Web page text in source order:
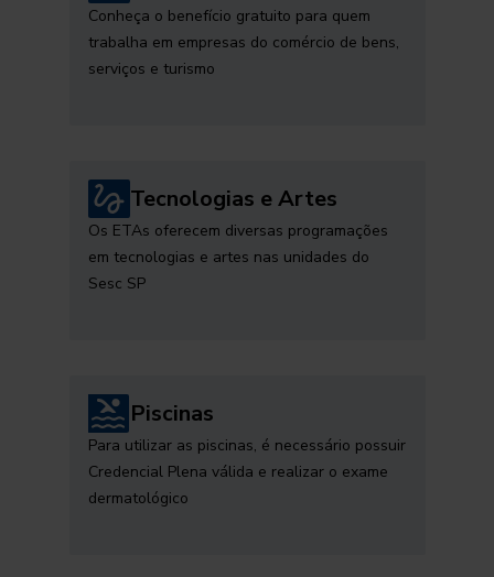
Conheça o benefício gratuito para quem
trabalha em empresas do comércio de bens,
serviços e turismo
Tecnologias e Artes
Os ETAs oferecem diversas programações
em tecnologias e artes nas unidades do
Sesc SP
Piscinas
Para utilizar as piscinas, é necessário possuir
Credencial Plena válida e realizar o exame
dermatológico